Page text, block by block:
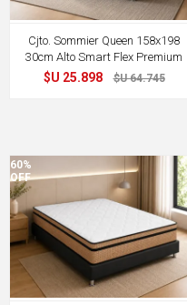
Cjto. Sommier Queen 158x198
30cm Alto Smart Flex Premium
$U 25.898 $U 64.745
60%
OFF